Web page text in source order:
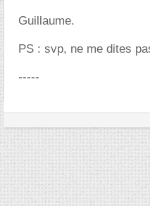
Guillaume.
PS : svp, ne me dites
-----